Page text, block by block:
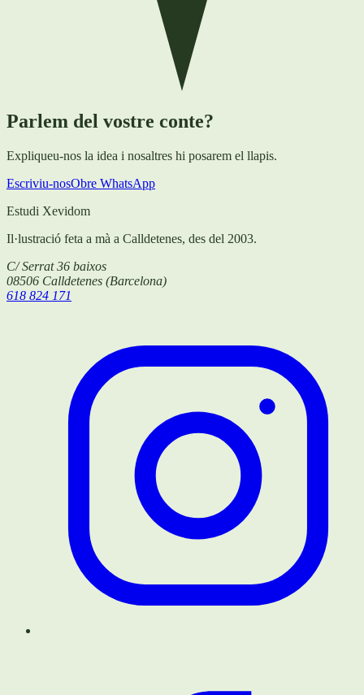
Parlem del vostre conte?
Expliqueu-nos la idea i nosaltres hi posarem el llapis.
Escriviu-nosObre WhatsApp
Estudi Xevidom
Il·lustració feta a mà a Calldetenes, des del 2003.
C/ Serrat 36 baixos
08506 Calldetenes (Barcelona)
618 824 171